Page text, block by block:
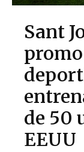
Sant
de 50
EEUU